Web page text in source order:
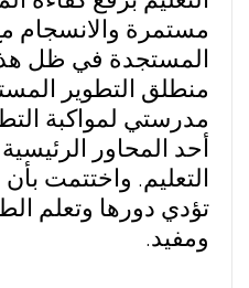
مستمرة والانسجام
المستجدة في ظل
منطلق التطوير
مدرستي لمواكبة
أحد المحاور
التعليم. واختتمت
تؤدي دورها وتعلم
ومفيد.